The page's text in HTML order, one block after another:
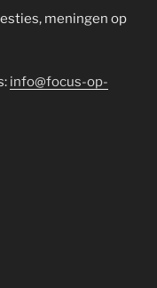
meningen op
info@focus-op-